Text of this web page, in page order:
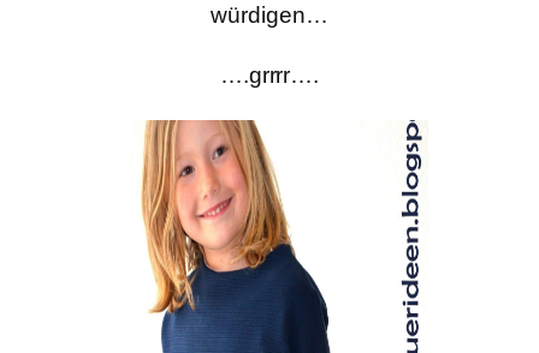
würdigen…
….grrrr….